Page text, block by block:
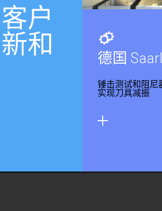
客户
新和
德国 Saarl
锤击测试和阻尼
实现刀具减振